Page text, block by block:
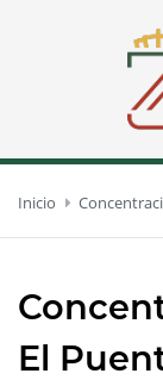
Inicio
El